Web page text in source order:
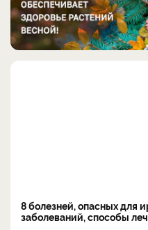
8 болезней, опасных для
заболеваний, способы